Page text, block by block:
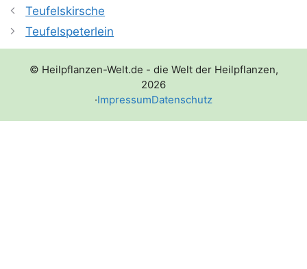
Teufelskirsche
Teufelspeterlein
© Heilpflanzen-Welt.de - die Welt der Heilpflanzen,
2026
·ImpressumDatenschutz